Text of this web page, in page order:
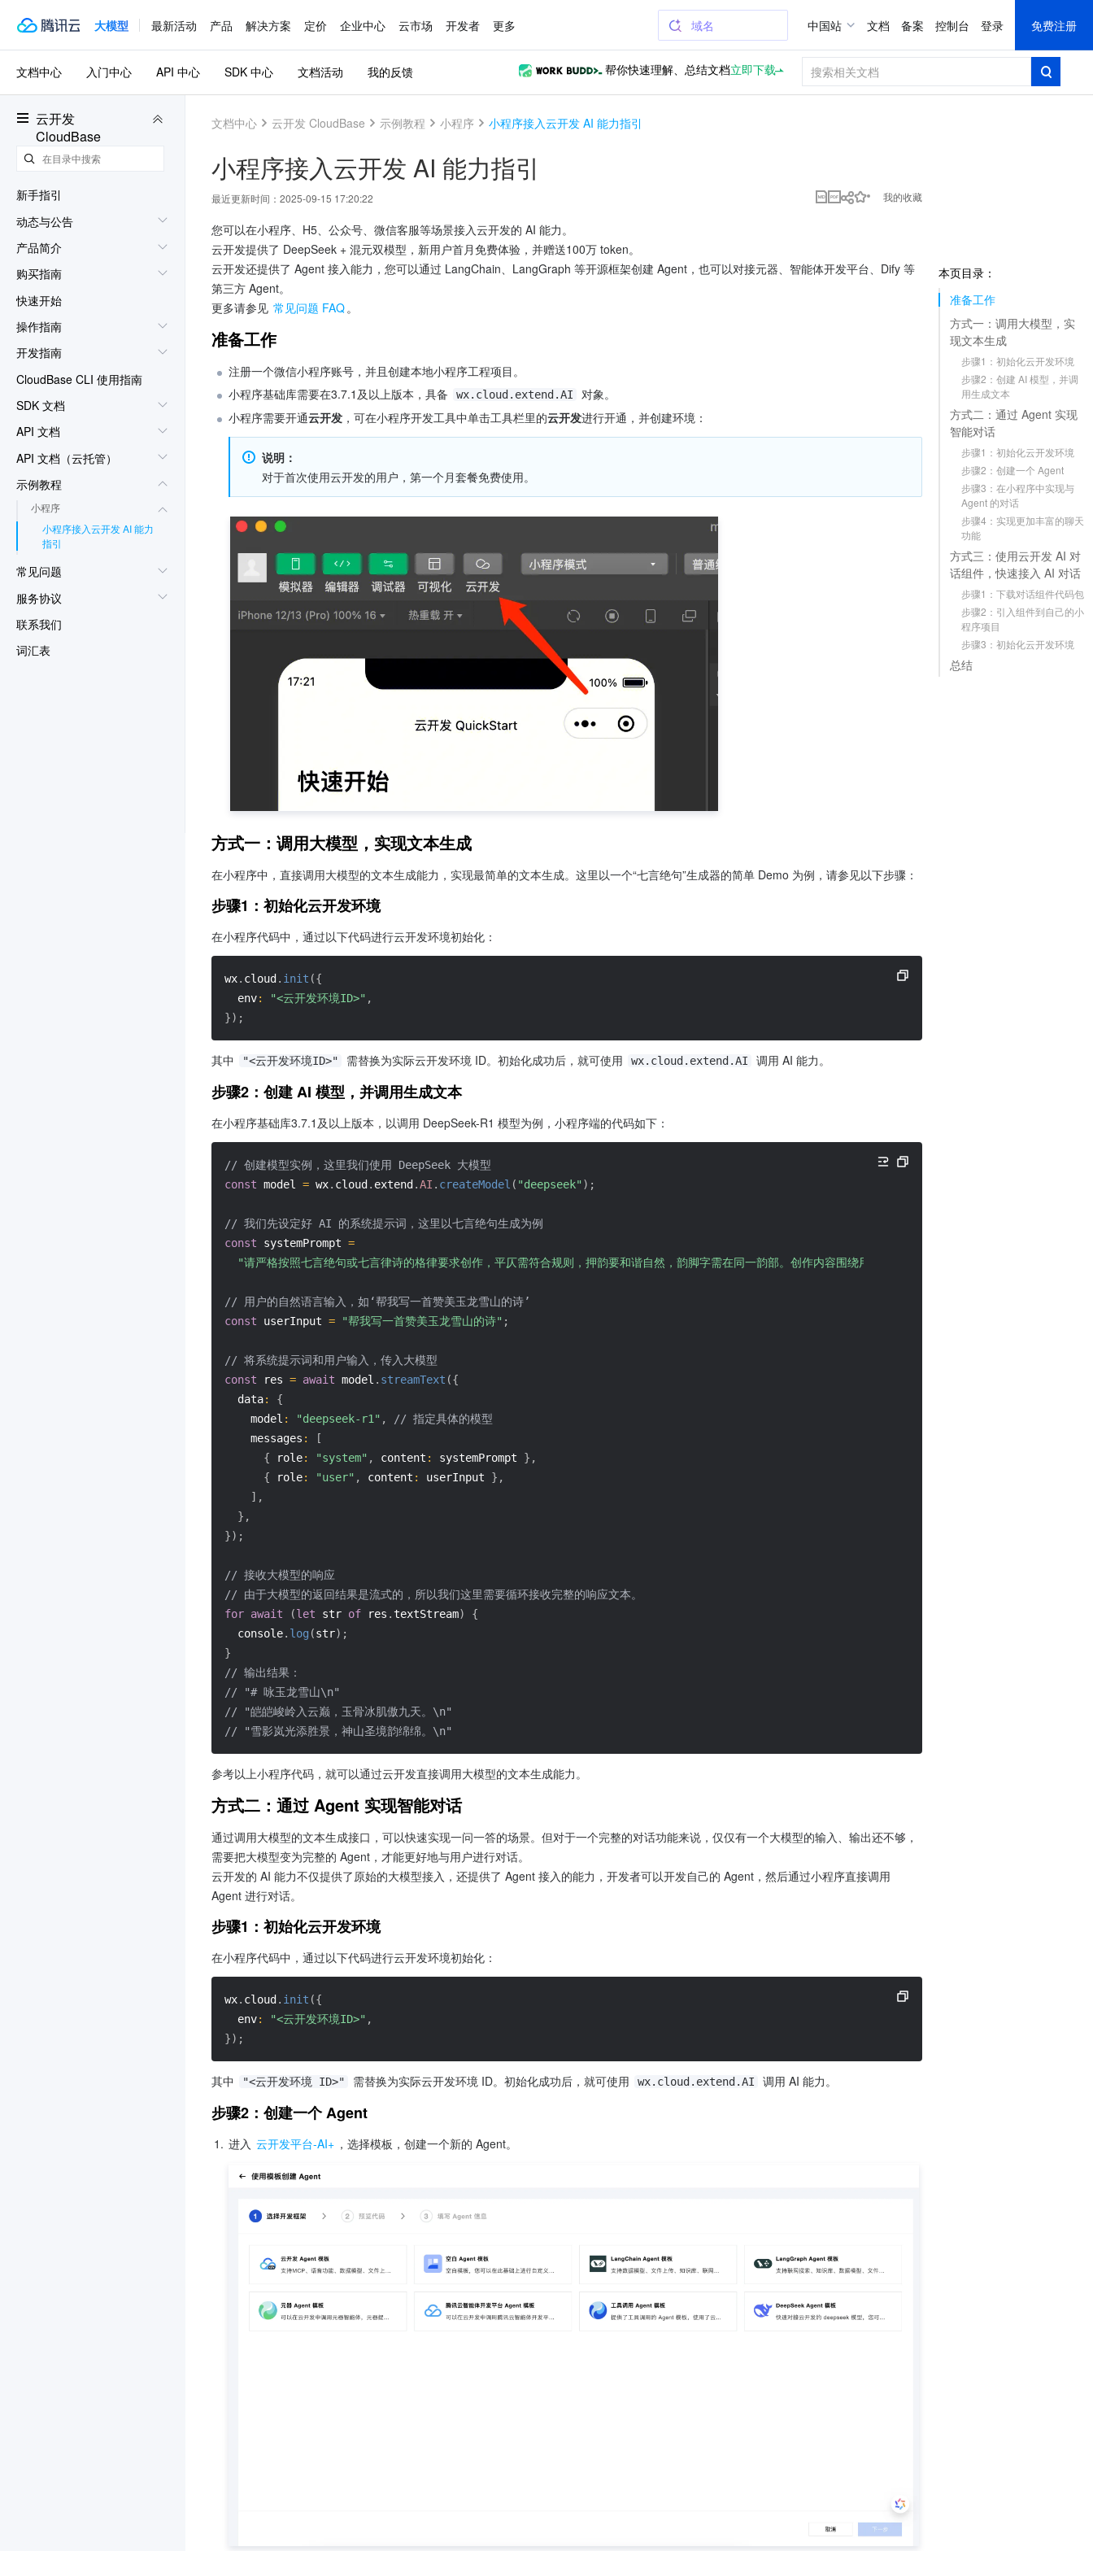
大模型 最新活动 产品 解决方案 定价 企业中心 云市场 开发者 更多 域名 中国站 文档 备案 控制台 登录 免费注册
云开发
CloudBase
新手指引
动态与公告
产品简介
购买指南
快速开始
操作指南
开发指南
CloudBase CLI 使用指南
SDK 文档
API 文档
API 文档（云托管）
示例教程
小程序
小程序接入云开发 AI 能力
指引
常见问题
服务协议
联系我们
词汇表
文档中心 入门中心 API 中心 SDK 中心 文档活动 我的反馈 帮你快速理解、总结文档立即下载
文档中心 云开发 CloudBase 示例教程 小程序 小程序接入云开发 AI 能力指引
小程序接入云开发 AI 能力指引
最近更新时间： 2025-09-15 17:20:22 我的收藏
本页目录：
准备工作
方式一：调用大模型，实
现文本生成
步骤1：初始化云开发环境
步骤2：创建 AI 模型，并调
用生成文本
方式二：通过 Agent 实现
智能对话
步骤1：初始化云开发环境
步骤2：创建一个 Agent
步骤3：在小程序中实现与
Agent 的对话
步骤4：实现更加丰富的聊天
功能
方式三：使用云开发 AI 对
话组件，快速接入 AI 对话
步骤1：下载对话组件代码包
步骤2：引入组件到自己的小
程序项目
步骤3：初始化云开发环境
总结
您可以在小程序、H5、公众号、微信客服等场景接入云开发的 AI 能力。
云开发提供了 DeepSeek + 混元双模型，新用户首月免费体验，并赠送100万 token。
云开发还提供了 Agent 接入能力，您可以通过 LangChain、LangGraph 等开源框架创建 Agent，也可以对接元器、智能体开发平台、Dify 等
第三方 Agent。
更多请参见 常见问题 FAQ。
准备工作
注册一个微信小程序账号，并且创建本地小程序工程项目。
小程序基础库需要在3.7.1及以上版本，具备
wx.cloud.extend.AI
对象。
小程序需要开通云开发 ，可在小程序开发工具中单击工具栏里的云开发进行开通，并创建环境：
说明：
对于首次使用云开发的用户，第一个月套餐免费使用。
方式一：调用大模型，实现文本生成
在小程序中，直接调用大模型的文本生成能力，实现最简单的文本生成。这里以一个“七言绝句”生成器的简单 Demo 为例，请参见以下步骤：
步骤1：初始化云开发环境
在小程序代码中，通过以下代码进行云开发环境初始化：
wx. cloud . init ({
env: "<云开发环境ID>" ,
}) ;
其中 "<云开发环境ID>" 需替换为实际云开发环境 ID。初始化成功后，就可使用 wx.cloud.extend.AI 调用 AI 能力。
步骤2：创建 AI 模型，并调用生成文本
在小程序基础库3.7.1及以上版本，以调用 DeepSeek-R1 模型为例，小程序端的代码如下：
// 创建模型实例，这里我们使用 DeepSeek 大模型
const model = wx. cloud . extend .AI . createModel ( "deepseek" ) ;
// 我们先设定好 AI 的系统提示词，这里以七言绝句生成为例
const systemPrompt =
"请严格按照七言绝句或七言律诗的格律要求创作，平仄需符合规则，押韵要和谐自然，韵脚字需在同一韵部。创作内容围绕用户给定的主题，七言绝句共四句，每句
// 用户的自然语言输入，如‘帮我写一首赞美玉龙雪山的诗’
const userInput = "帮我写一首赞美玉龙雪山的诗" ;
// 将系统提示词和用户输入，传入大模型
const res = await model . streamText ({
data:
{
model : "deepseek-r1" ,
// 指定具体的模型
messages :
[
{
role: "system" , content : systemPrompt } ,
{
role: "user" , content : userInput } ,
] ,
} ,
}) ;
// 接收大模型的响应
// 由于大模型的返回结果是流式的，所以我们这里需要循环接收完整的响应文本。
for await (let str of res . textStream)
{
  console
. log (str) ;
}
// 输出结果：
// "# 咏玉龙雪山\n"
// "皑皑峻岭入云巅，玉骨冰肌傲九天。\n"
// "雪影岚光添胜景，神山圣境韵绵绵。\n"
参考以上小程序代码，就可以通过云开发直接调用大模型的文本生成能力。
方式二：通过 Agent 实现智能对话
通过调用大模型的文本生成接口，可以快速实现一问一答的场景。但对于一个完整的对话功能来说，仅仅有一个大模型的输入、输出还不够，
需要把大模型变为完整的 Agent，才能更好地与用户进行对话。
云开发的 AI 能力不仅提供了原始的大模型接入，还提供了 Agent 接入的能力，开发者可以开发自己的 Agent，然后通过小程序直接调用
Agent 进行对话。
步骤1：初始化云开发环境
在小程序代码中，通过以下代码进行云开发环境初始化：
wx. cloud . init ({
env: "<云开发环境ID>" ,
}) ;
其中 "<云开发环境 ID>" 需替换为实际云开发环境 ID。初始化成功后，就可使用 wx.cloud.extend.AI 调用 AI 能力。
步骤2：创建一个 Agent
1. 进入 云开发平台-AI+ ，选择模板，创建一个新的 Agent。